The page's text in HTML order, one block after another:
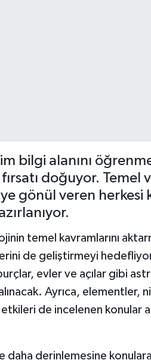
bilgi alanını
doğuyor. Temel
gönül veren herkesi
temel kavramlarını
de geliştirmeyi
evler ve açılar gibi
Ayrıca, elementler,
de incelenen konular
daha derinlemesine konulara